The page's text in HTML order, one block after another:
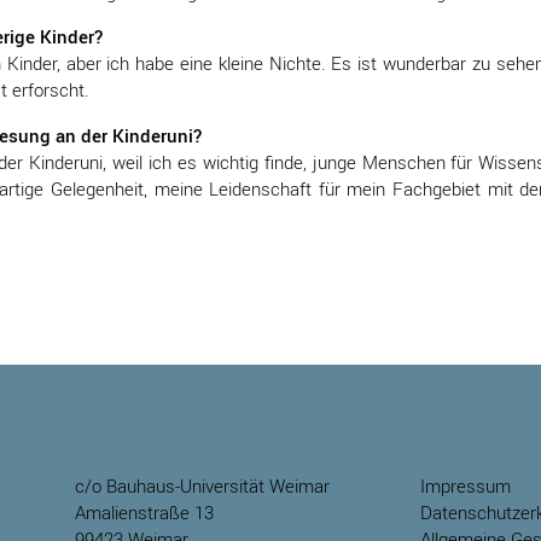
Kinder?
aber ich habe eine kleine Nichte. Es ist wunderbar zu
erforscht.
an der Kinderuni?
Kinderuni, weil ich es wichtig finde, junge Menschen für
Gelegenheit, meine Leidenschaft für mein Fachgebiet mit
c/o Bauhaus-Universität Weimar
Amalienstraße 13
Impressum